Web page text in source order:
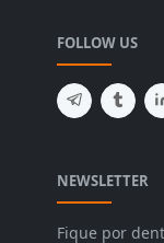
FOLLOW US
NEWSLETTER
Fique por